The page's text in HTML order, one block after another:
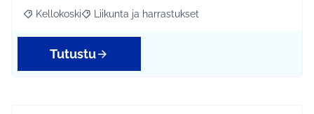
Rajaa tulokset aihepiirin mukaan: Kellokoski
Kellokoski Rajaa tulokset teeman mukaan: Liikunta ja
Liikunta ja harrastukset
Tutustu